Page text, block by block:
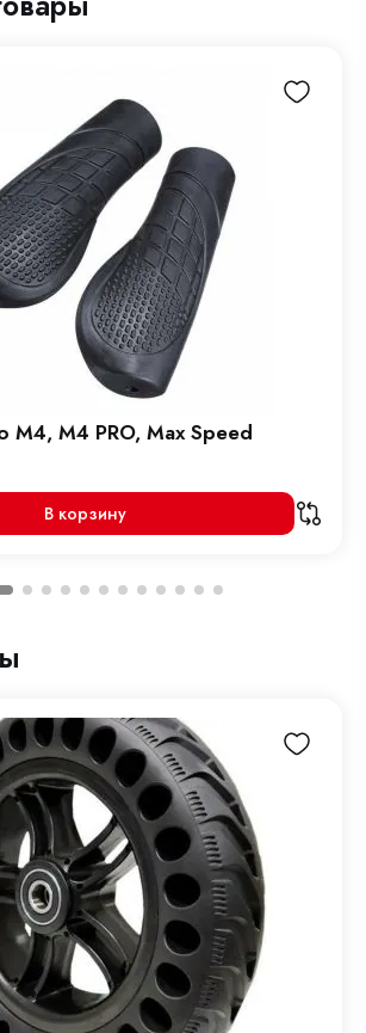
M4, M4 PRO, Max Speed
В корзину